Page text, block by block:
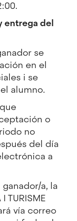
entrega del
se
en el
i se
alumno.
o
no
del día
a
a, la
TURISME
vía correo